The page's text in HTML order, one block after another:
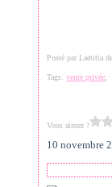
Posté par Laetitia
Tags:vente privée ,
Vous aimez ?
10 novembre